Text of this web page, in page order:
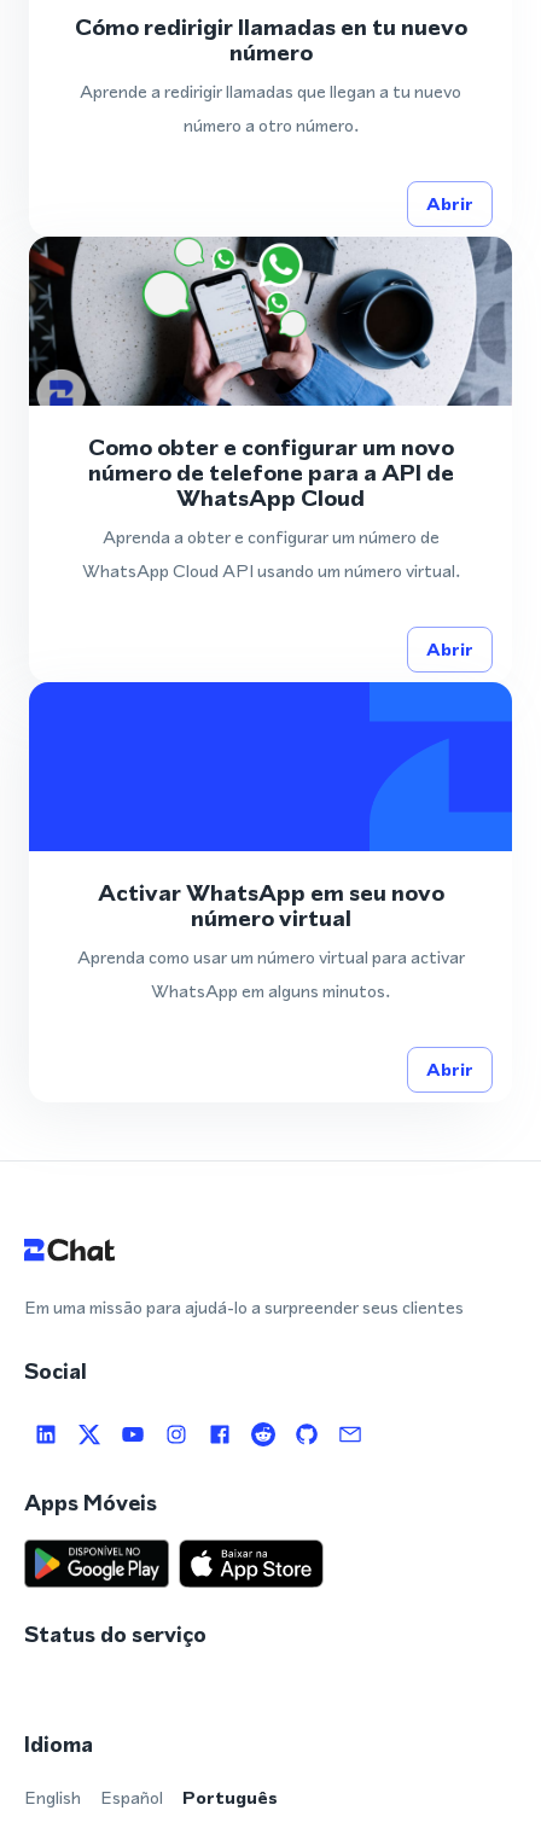
Cómo redirigir llamadas en tu nuevo
número
Aprende a redirigir llamadas que llegan a tu nuevo
número a otro número.
Abrir
Como obter e configurar um novo
número de telefone para a API de
WhatsApp Cloud
Aprenda a obter e configurar um número de
WhatsApp Cloud API usando um número virtual.
Abrir
Activar WhatsApp em seu novo
número virtual
Aprenda como usar um número virtual para activar
WhatsApp em alguns minutos.
Abrir
Em uma missão para ajudá-lo a surpreender seus clientes
Social
Apps Móveis
Status do serviço
Idioma
English Español Português